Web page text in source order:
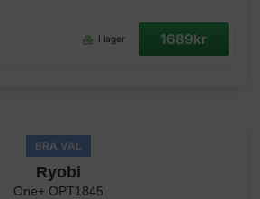
I lager 1689kr
BRA VAL
Ryobi
One+ OPT1845